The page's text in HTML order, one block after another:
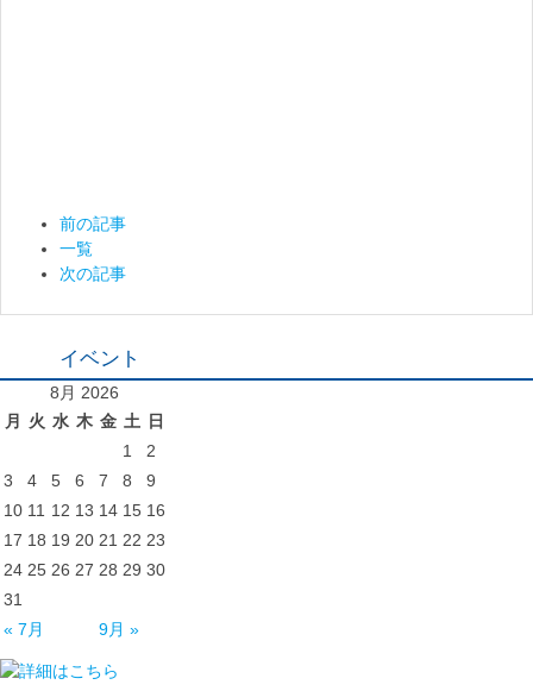
前の記事
一覧
次の記事
イベント
8月 2026
月
火 水 木 金 土
日
1
2
3
4 5 6 7 8
9
10 11 12 13 14 15 16
17 18 19 20 21 22 23
24 25 26 27 28 29 30
31
« 7月
9月 »